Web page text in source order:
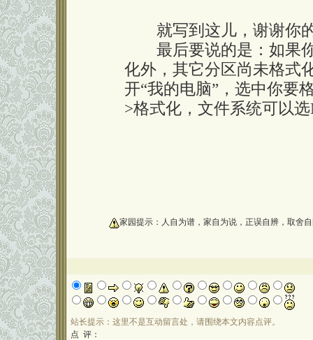
就写到这儿，谢谢你
最后要说的是：如果你
化外，其它分区尚未格式
开“我的电脑”，选中你要
>格式化，文件系统可以
家园提示：人自为谱，家自为说，正误自辨，取舍
站长提示：这里不是互动留言处，请围绕本文内容点评。
点 评：